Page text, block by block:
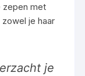
zepen met
zowel je haar
je